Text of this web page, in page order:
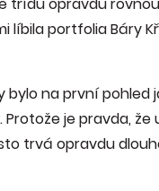
opravdu
líbila portfolia Báry
bylo na první pohled
je pravda, že
trvá opravdu